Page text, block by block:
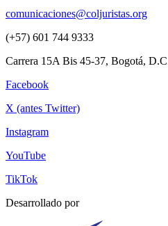
comunicaciones@coljuristas.org
(+57) 601 744 9333
Carrera 15A Bis 45-37, Bogotá,
Facebook
X (antes Twitter)
Instagram
YouTube
TikTok
Desarrollado por